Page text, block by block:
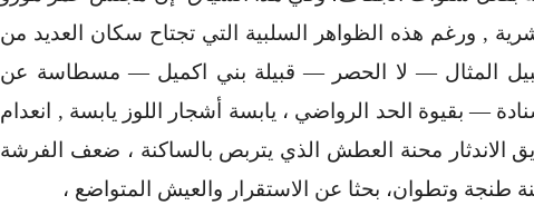
, ورغم هذه الظواهر السلبية التي تجتاح سكان العديد من
سبيل المثال — لا الحصر — قبيلة بني اكميل — مسطاسة عن
— بقيوة الحد الرواضي ، يابسة أشجار اللوز يابسة , انعدام
الاندثار محنة العطش الذي يتربص بالساكنة ، ضعف الفرشة
طنجة وتطوان، بحثا عن الاستقرار والعيش المتواضع ،